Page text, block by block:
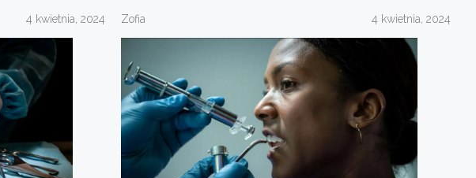
4 kwietnia, 2024 Zofia 4 kwietnia, 2024